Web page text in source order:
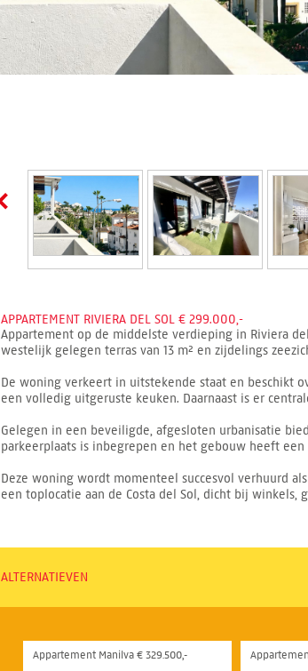
APPARTEMENT RIVIERA DEL SOL € 299.000,-
Appartement op de middelste verdieping in Riviera
westelijk gelegen terras van 13 m² en zijdelings
De woning verkeert in uitstekende staat en beschikt
een volledig uitgeruste keuken. Daarnaast is er
Gelegen in een beveiligde, afgesloten urbanisatie
parkeerplaats is inbegrepen en het gebouw heeft
Deze woning wordt momenteel succesvol verhuurd
een toplocatie aan de Costa del Sol, dicht bij winkels,
ALTERNATIEVEN
Appartement Manilva € 329.500,-